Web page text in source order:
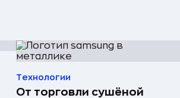
Технологии
От торговли сушёной